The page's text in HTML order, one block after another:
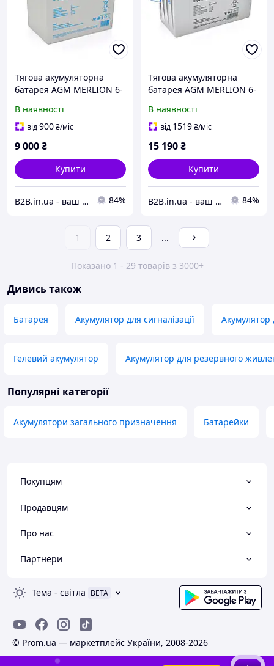
Тягова акумуляторна
батарея AGM MERLION 6-
168 x 215) Q1
В наявності
від900₴/міс
9 000₴
Купити
B2B.in.ua - ваш надійний партнер 84%
Тягова акумуляторна
батарея AGM MERLION 6-
(407 x 177 x 225) Q1
В наявності
від 1519₴/міс
15 190₴
Купити
B2B.in.ua - ваш надійний партнер 84%
1 2 3 ...
Показано 1 - 29 товарів з 3000+
Дивись також
Батарея Акумулятор для сигналізації Акумулятор
Гелевий акумулятор Акумулятор для резервного
Популярні категорії
Акумулятори загального призначення Батарейки
Покупцям
Продавцям
Про нас
Партнери
Тема - світла BETA
© Prom.ua — маркетплейс України, 2008-2026